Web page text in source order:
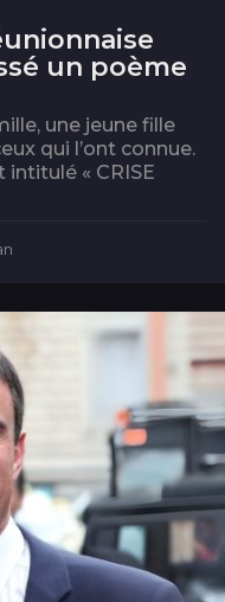
un poème
une jeune fille
qui l’ont connue.
« CRISE